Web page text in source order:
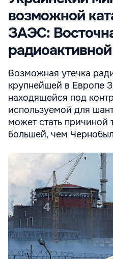
возможной
ЗАЭС:
Возможная утечка
крупнейшей в Европе
находящейся под
используемой для
может стать причиной
большей, чем